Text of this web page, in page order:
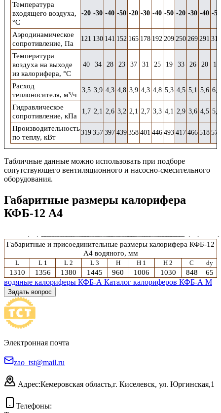
Температура
входящего воздуха,
°С
-20 -30 -40 -50 -20 -30 -40 -50 -20 -30 -40 -50
Аэродинамическое
сопротивление, Па
121 130 141 152 165 178 192 209 250 269 291 315
Температура
воздуха на выходе
из калорифера, °С
40 34 28 23 37 31 25 19 33 26 20 14
Расход
теплоносителя, м³/ч
3,5 3,9 4,3 4,8 3,9 4,3 4,8 5,3 4,5 5,1 5,6 6,2
Гидравлическое
сопротивление, кПа
1,7 2,1 2,6 3,2 2,1 2,7 3,3 4,1 2,9 3,6 4,5 5,5
Производительность
по теплу, кВт
319 357 397 439 358 401 446 493 417 466 518 573
Табличные данные можно использовать при подборе
сопутствующего вентиляционного и насосно-смесительного
оборудования.
Габаритные размеры калорифера
КФБ-12 А4
Габаритные и присоединительные размеры калорифера КФБ-12
А4 водяного, мм
L L 1 L 2 L 3 H H 1 H 2 C dy
1310 1356 1380 1445 960 1006 1030 848 65
водяные калориферы КФБ-А Каталог калориферов КФБ-А М
Задать вопрос
Электронная почта
zao_tst@mail.ru
Адрес:Кемеровская область,г. Киселевск, ул. Юргинская,1
Телефоны: